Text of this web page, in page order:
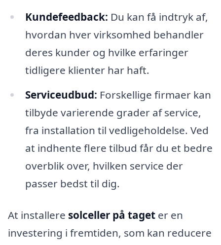
Kundefeedback: Du kan få indtryk af,
hvordan hver virksomhed behandler
deres kunder og hvilke erfaringer
tidligere klienter har haft.
Serviceudbud: Forskellige firmaer kan
tilbyde varierende grader af service,
fra installation til vedligeholdelse. Ved
at indhente flere tilbud får du et bedre
overblik over, hvilken service der
passer bedst til dig.
At installere solceller på taget er en
investering i fremtiden, som kan reducere